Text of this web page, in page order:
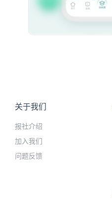
关于我们
报社介绍
加入我们
问题反馈